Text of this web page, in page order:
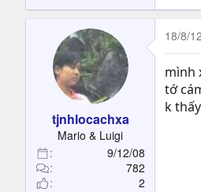
tjnhlocachxa
Mario & Luigi
9/12/08
782
2
18/8/12
mình
tớ
k